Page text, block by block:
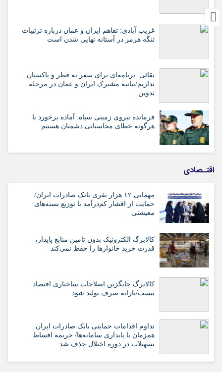
غریب آبادی: تفاهم ایران و عمان درباره ترتیبات
تنگه هرمز در آستانه نهایی شدن است
بقائی: برنامه‌ای برای سفر به قطر و پاکستان
نداریم/بیانیه مشترک ایران و عمان در مرحله
تدوین
فرمانده نیروی زمینی سپاه: آماده برخورد با
هرگونه خطای محاسباتی دشمنان هستیم
اقتـصادی
مهمانی ۱۲ هزار نفری بانک صادرات ایران/
حمایت از اقشار کم‌درآمد با توزیع بسته‌های
معیشتی
کالابرگ الکترونیک بدون تامین منابع پایدار،
قدرت خرید خانوارها را حفظ نمی‌کند
کالابرگ جایگزین اصلاحات ساختاری اقتصاد
نیست/یارانه صرف تولید شود
تداوم اقدامات حمایتی بانک صادرات ایران
همزمان با پایداری سامانه‌ها/ جریمه اقساط
تسهیلات در دوره اختلال حذف شد